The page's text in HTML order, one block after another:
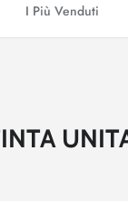
I Più Venduti